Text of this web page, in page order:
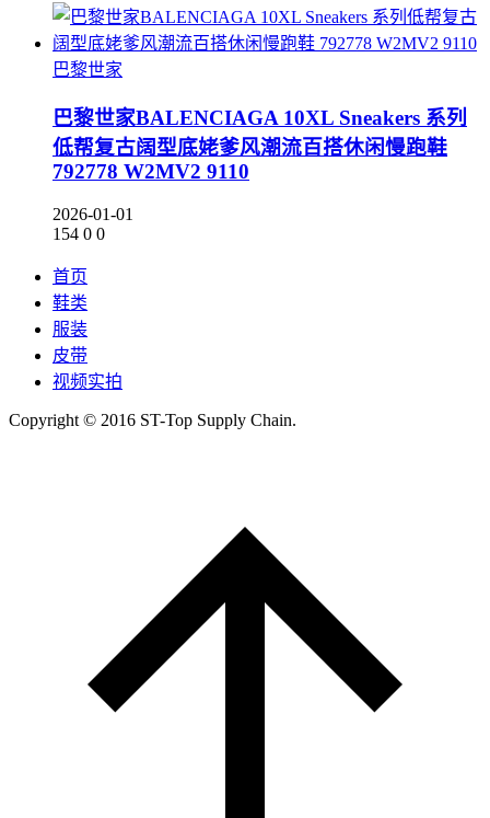
巴黎世家
巴黎世家BALENCIAGA 10XL Sneakers 系列
低帮复古阔型底姥爹风潮流百搭休闲慢跑鞋
792778 W2MV2 9110
2026-01-01
154 0 0
首页
鞋类
服装
皮带
视频实拍
Copyright © 2016 ST-Top Supply Chain.